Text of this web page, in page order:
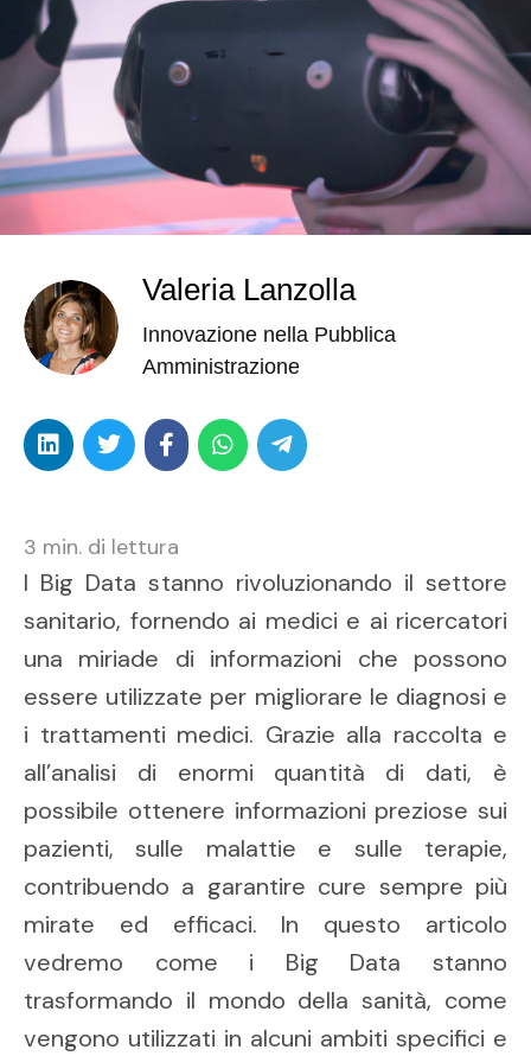
Valeria Lanzolla
Innovazione nella Pubblica
Amministrazione
3 min. di lettura
I Big Data stanno rivoluzionando il settore
sanitario, fornendo ai medici e ai ricercatori
una miriade di informazioni che possono
essere utilizzate per migliorare le diagnosi e
i trattamenti medici. Grazie alla raccolta e
all’analisi di enormi quantità di dati, è
possibile ottenere informazioni preziose sui
pazienti, sulle malattie e sulle terapie,
contribuendo a garantire cure sempre più
mirate ed efficaci. In questo articolo
vedremo come i Big Data stanno
trasformando il mondo della sanità, come
vengono utilizzati in alcuni ambiti specifici e